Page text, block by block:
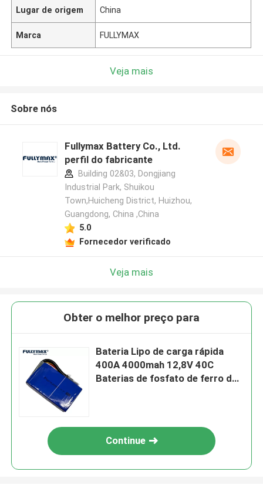
Lugar de origem China
Marca FULLYMAX
Veja mais
Sobre nós
Fullymax Battery Co., Ltd.
perfil do fabricante
Building 02&03, Dongjiang
Industrial Park, Shuikou
Town,Huicheng District, Huizhou,
Guangdong, China ,China
5.0
Fornecedor verificado
Veja mais
Obter o melhor preço para
Bateria Lipo de carga rápida
400A 4000mah 12,8V 40C
Baterias de fosfato de ferro de
Continue